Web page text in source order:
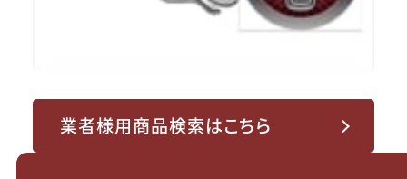
業者様用商品検索はこちら